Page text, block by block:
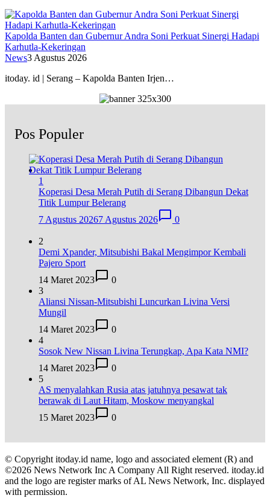
Kapolda Banten dan Gubernur Andra Soni Perkuat Sinergi Hadapi
Karhutla-Kekeringan
News3 Agustus 2026
itoday. id | Serang – Kapolda Banten Irjen…
Pos Populer
1
Koperasi Desa Merah Putih di Serang Dibangun Dekat
Titik Lumpur Belerang
7 Agustus 20267 Agustus 2026 0
2
Demi Xpander, Mitsubishi Bakal Mengimpor Kembali
Pajero Sport
14 Maret 2023
0
3
Aliansi Nissan-Mitsubishi Luncurkan Livina Versi
Mungil
14 Maret 2023
0
4
Sosok New Nissan Livina Terungkap, Apa Kata NMI?
14 Maret 2023
0
5
AS menyalahkan Rusia atas jatuhnya pesawat tak
berawak di Laut Hitam, Moskow menyangkal
15 Maret 2023
0
© Copyright itoday.id name, logo and associated element (R) and
©2026 News Network Inc A Company All Right reserved. itoday.id
and the logo are register marks of AL News Network, Inc. displayed
with permission.